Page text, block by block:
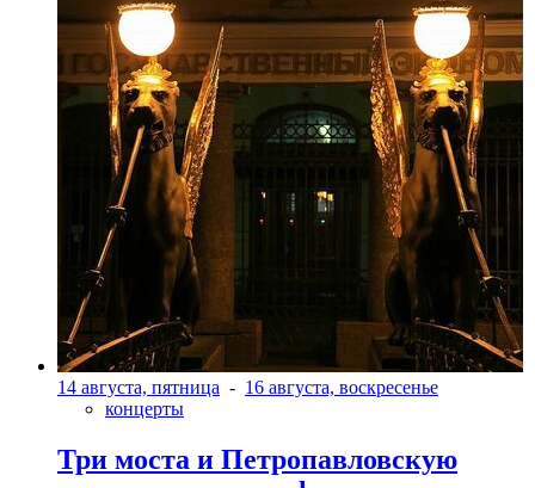
14 августа, пятница - 16 августа, воскресенье
концерты
Три моста и Петропавловскую